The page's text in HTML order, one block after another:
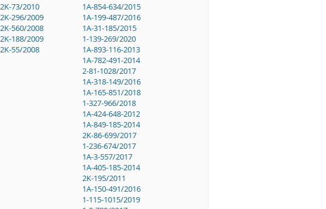
2K-73/2010
2K-296/2009
2K-560/2008
2K-188/2009
2K-55/2008
1A-854-634/2015
1A-199-487/2016
1A-31-185/2015
1-139-269/2020
1A-893-116-2013
1A-782-491-2014
2-81-1028/2017
1A-318-149/2016
1A-165-851/2018
1-327-966/2018
1A-424-648-2012
1A-849-185-2014
2K-86-699/2017
1-236-674/2017
1A-3-557/2017
1A-405-185-2014
2K-195/2011
1A-150-491/2016
1-115-1015/2019